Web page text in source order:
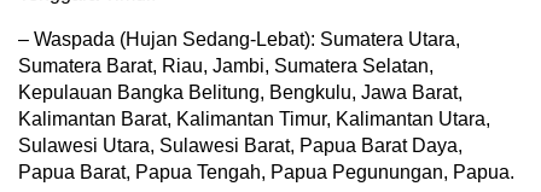
– Waspada (Hujan Sedang-Lebat): Sumatera Utara,
Sumatera Barat, Riau, Jambi, Sumatera Selatan,
Kepulauan Bangka Belitung, Bengkulu, Jawa Barat,
Kalimantan Barat, Kalimantan Timur, Kalimantan Utara,
Sulawesi Utara, Sulawesi Barat, Papua Barat Daya,
Papua Barat, Papua Tengah, Papua Pegunungan, Papua.